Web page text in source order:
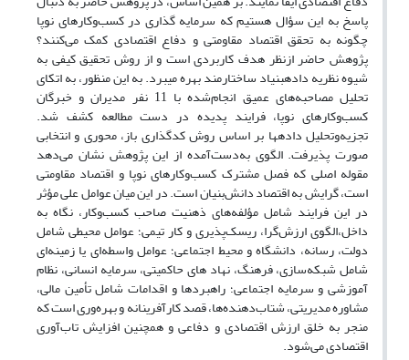
پاسخ به این سؤال هستیم که سرمایه گذاری در کسب‌وکارهای نوپا
چگونه به تحقق اقتصاد مقاومتی و دفاع اقتصادی کمک می‌کنند؟
پژوهش حاضر ازنظر هدف کاربردی است و از روش تحقیق کیفی به
شیوه نظریه داده‎بنیاد ساختارمند بهره می‎برد. به این منظور، به اتکای
تحلیل مصاحبه‌های عمیق انجام‌شده با 11 نفر مدیران و خبرگان
کسب‌وکارهای نوپا، فرایند پدیده در دست مطالعه کشف شد.
تجزیه‌وتحلیل داده‎ها بر اساس روش کدگذاری باز، محوری و انتخابی
صورت پذیرفت. الگوی به‌دست‌آمده از این پژوهش نشان می‌دهد
مقوله اصلی که فصل مشترک کسب‌وکارهای نوپا و اقتصاد مقاومتی
است، گرایش به اقتصاد دانش‌بنیان است. در این میان عوامل علی مؤثر
در این فرایند شامل مؤلفه‌های ذهنیت صاحب کسب‌وکار، نگاه به
داخل،الگوی ارزش‌گرا، ریسک‌پذیری و کار تیمی؛ عوامل محیطی شامل
دولت، رسانه، دانشگاه و محیط اجتماعی؛ عوامل واسطه‌ای یا زمینه‌ای
شامل شبکه‌سازی، فرهنگ، نهاد های حاکمیتی، سرمایه انسانی، نظام
آموزشی و سرمایه اجتماعی؛ راهبردها و اقدامات شامل تأمین مالی،
مشاوره مدیریتی، شتاب‌دهنده‌ها، قصد کارآفرینانه و بهره‌وری است که
منجر به خلق ارزش اقتصادی و دفاعی و همچنین افزایش تاب‌آوری
اقتصادی می‌شود.